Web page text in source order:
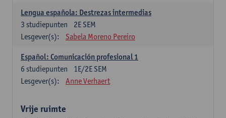
Lengua española: Destrezas intermedias
2E SEM
3 studiepunten
Lesgever(s):
Sabela Moreno Pereiro
Español: Comunicación profesional 1
1E/2E SEM
6 studiepunten
Lesgever(s):
Anne Verhaert
Vrije ruimte